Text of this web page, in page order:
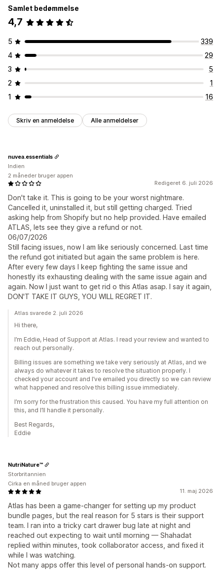
Samlet bedømmelse
4,7
5
339
4
29
3
5
2
1
1
16
Skriv en anmeldelse Alle anmeldelser
Redigeret 6. juli 2026
Don't take it. This is going to be your worst nightmare.
Cancelled it, uninstalled it, but still getting charged. Tried
asking help from Shopify but no help provided. Have emailed
ATLAS, lets see they give a refund or not.
06/07/2026
Still facing issues, now I am like seriously concerned. Last time
the refund got initiated but again the same problem is here.
After every few days I keep fighting the same issue and
honestly its exhausting dealing with the same issue again and
again. Now I just want to get rid o this Atlas asap. I say it again,
DON'T TAKE IT GUYS, YOU WILL REGRET IT.
nuvea.essentials
Indien
2 måneder bruger appen
Atlas svarede 2. juli 2026
Hi there,
I’m Eddie, Head of Support at Atlas. I read your review and wanted to
reach out personally.
Billing issues are something we take very seriously at Atlas, and we
always do whatever it takes to resolve the situation properly. I
checked your account and I’ve emailed you directly so we can review
what happened and resolve this billing issue immediately.
I’m sorry for the frustration this caused. You have my full attention on
this, and I’ll handle it personally.
Best Regards,
Eddie
11. maj 2026
Atlas has been a game-changer for setting up my product
bundle pages, but the real reason for 5 stars is their support
team. I ran into a tricky cart drawer bug late at night and
reached out expecting to wait until morning — Shahadat
replied within minutes, took collaborator access, and fixed it
while I was watching.
Not many apps offer this level of personal hands-on support.
NutriNature™
Storbritannien
Cirka en måned bruger appen